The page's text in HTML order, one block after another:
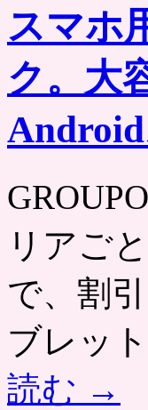
スマホ
ク。大
リアご
で、割
ブレッ
読む →